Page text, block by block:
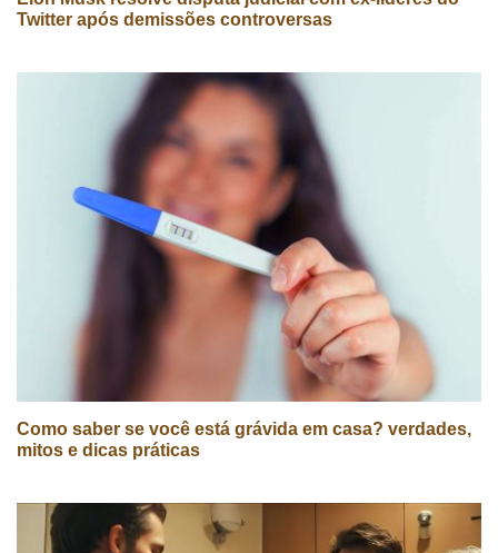
Twitter após demissões controversas
Como saber se você está grávida em casa? verdades,
mitos e dicas práticas